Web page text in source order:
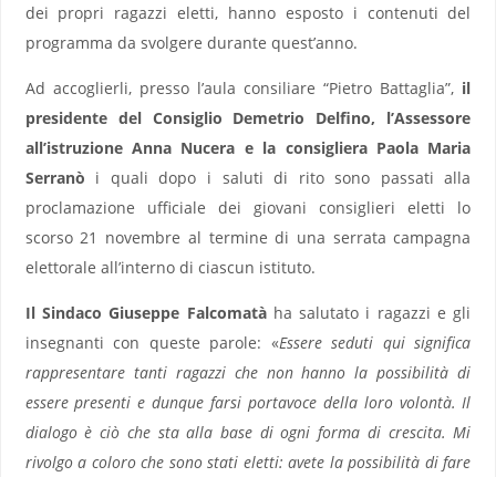
dei propri ragazzi eletti, hanno esposto i contenuti del
programma da svolgere durante quest’anno.
Ad accoglierli, presso l’aula consiliare “Pietro Battaglia”, il
presidente del Consiglio Demetrio Delfino, l’Assessore
all’istruzione Anna Nucera e la consigliera Paola Maria
Serranò i quali dopo i saluti di rito sono passati alla
proclamazione ufficiale dei giovani consiglieri eletti lo
scorso 21 novembre al termine di una serrata campagna
elettorale all’interno di ciascun istituto.
Il Sindaco Giuseppe Falcomatàha salutato i ragazzi e gli
insegnanti con queste parole: «Essere seduti qui significa
rappresentare tanti ragazzi che non hanno la possibilità di
essere presenti e dunque farsi portavoce della loro volontà. Il
dialogo è ciò che sta alla base di ogni forma di crescita.Mi
rivolgo a coloro che sono stati eletti: avete la possibilità di fare